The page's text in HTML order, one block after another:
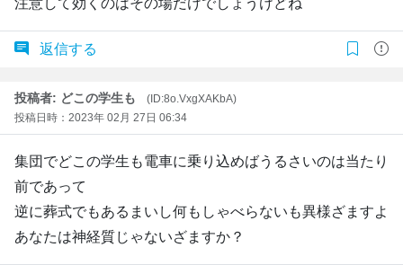
返信する
投稿者: どこの学生も
(ID:8o.VxgXAKbA)
投稿日時：2023年 02月 27日 06:34
集団でどこの学生も電車に乗り込めばうるさいのは当たり
前であって
逆に葬式でもあるまいし何もしゃべらないも異様ざますよ
あなたは神経質じゃないざますか？